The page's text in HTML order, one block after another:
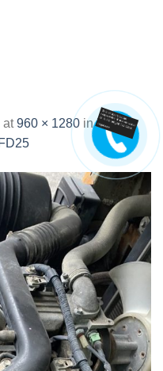
at960 × 1280 inXE